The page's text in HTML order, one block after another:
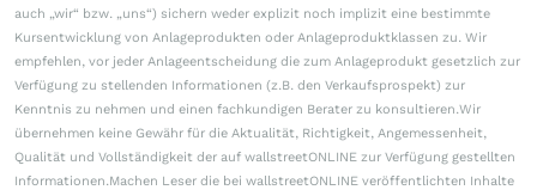
auch „wir“ bzw. „uns“) sichern weder explizit noch implizit eine bestimmte
Kursentwicklung von Anlageprodukten oder Anlageproduktklassen zu. Wir
empfehlen, vor jeder Anlageentscheidung die zum Anlageprodukt gesetzlich zur
Verfügung zu stellenden Informationen (z.B. den Verkaufsprospekt) zur
Kenntnis zu nehmen und einen fachkundigen Berater zu konsultieren.Wir
übernehmen keine Gewähr für die Aktualität, Richtigkeit, Angemessenheit,
Qualität und Vollständigkeit der auf wallstreetONLINE zur Verfügung gestellten
Informationen.Machen Leser die bei wallstreetONLINE veröffentlichten Inhalte